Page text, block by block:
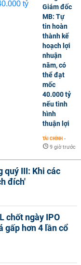
Giám đốc
MB: Tự
tin hoàn
thành kế
hoạch lợi
nhuận
năm, có
thể đạt
mốc
40.000 tỷ
nếu tình
hình
thuận lợi
TÀI CHÍNH -
9 giờ trước
quý III: Khi các
đích'
chốt ngày IPO
gấp hơn 4 lần cổ